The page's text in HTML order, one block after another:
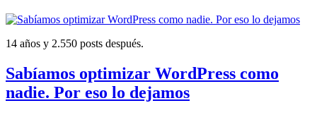
14 años y 2.550 posts después.
Sabíamos optimizar WordPress como
nadie. Por eso lo dejamos